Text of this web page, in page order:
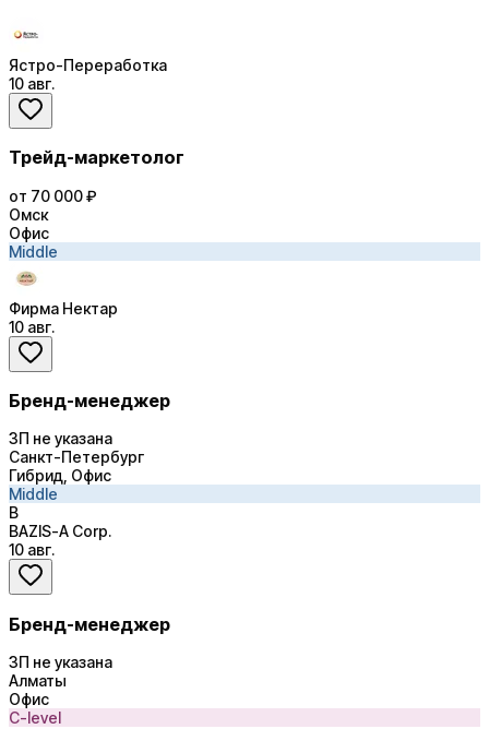
Ястро-Переработка
10 авг.
Трейд-маркетолог
от 70 000 ₽
Омск
Офис
Middle
Фирма Нектар
10 авг.
Бренд-менеджер
ЗП не указана
Санкт-Петербург
Гибрид, Офис
Middle
B
BAZIS-А Corp.
10 авг.
Бренд-менеджер
ЗП не указана
Алматы
Офис
C-level